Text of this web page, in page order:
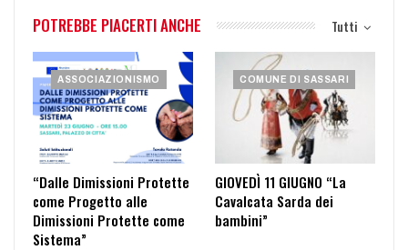
Tutti
POTREBBE PIACERTI ANCHE
ASSOCIAZIONISMO
“Dalle Dimissioni Protette
come Progetto alle
Dimissioni Protette come
Sistema”
COMUNE DI SASSARI
GIOVEDÌ 11 GIUGNO “La
Cavalcata Sarda dei
bambini”